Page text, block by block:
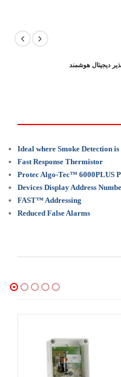
دیجیتال هوشمند
Ideal where Smoke Detection
Fast Response Thermistor
Protec Algo-Tec™ 6000PLUS
Devices Display Address
FAST™ Addressing
Reduced False Alarms